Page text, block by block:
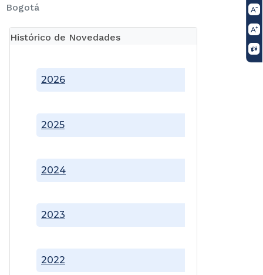
Bogotá
Histórico de Novedades
2022
2023
2024
2025
2026